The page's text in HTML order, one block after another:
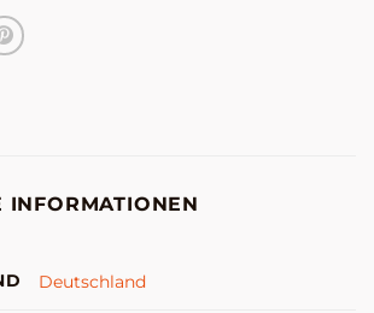
INFORMATIONEN
Deutschland